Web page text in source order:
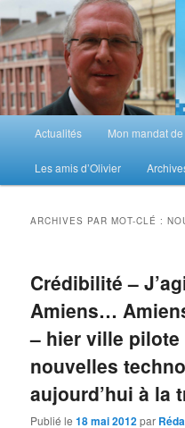
au
contenu
principal
au
contenu
secondaire
u
Actualités Mon mandat
Les amis d’Olivier
ARCHIVES PAR MOT-CLÉ :
Crédibilité –
Amiens…
– hier ville pilote
nouvelles
aujourd’hui à la
Publié le18 mai 2012par